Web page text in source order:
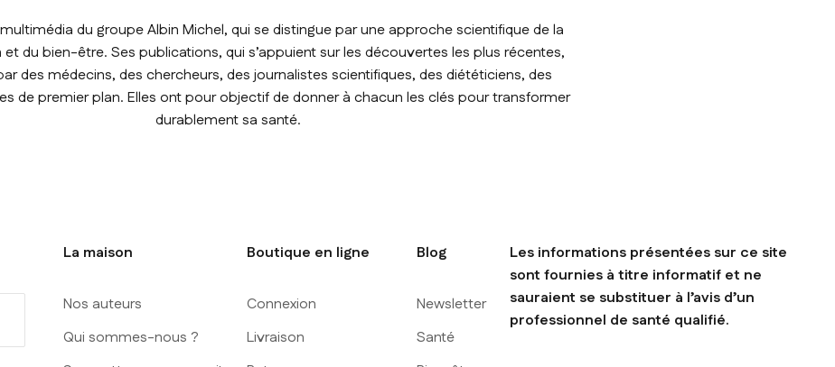
du groupe Albin Michel, qui se distingue par une approche scientifique de la
du bien-être. Ses publications, qui s’appuient sur les découvertes les plus récentes,
des médecins, des chercheurs, des journalistes scientifiques, des diététiciens, des
de premier plan. Elles ont pour objectif de donner à chacun les clés pour transformer
durablement sa santé.
La maison
Nos auteurs
Qui sommes-nous ?
Boutique en ligne
Connexion
Livraison
Blog
Newsletter
Santé
Les informations présentées sur ce site
sont fournies à titre informatif et ne
sauraient se substituer à l’avis d’un
professionnel de santé qualifié.